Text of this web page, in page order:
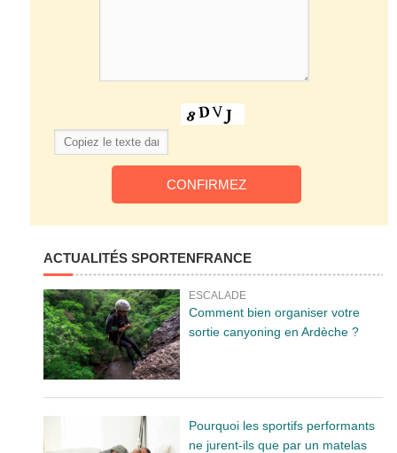
ACTUALITÉS SPORTENFRANCE
ESCALADE
Comment bien organiser votre
sortie canyoning en Ardèche ?
Pourquoi les sportifs performants
ne jurent-ils que par un matelas